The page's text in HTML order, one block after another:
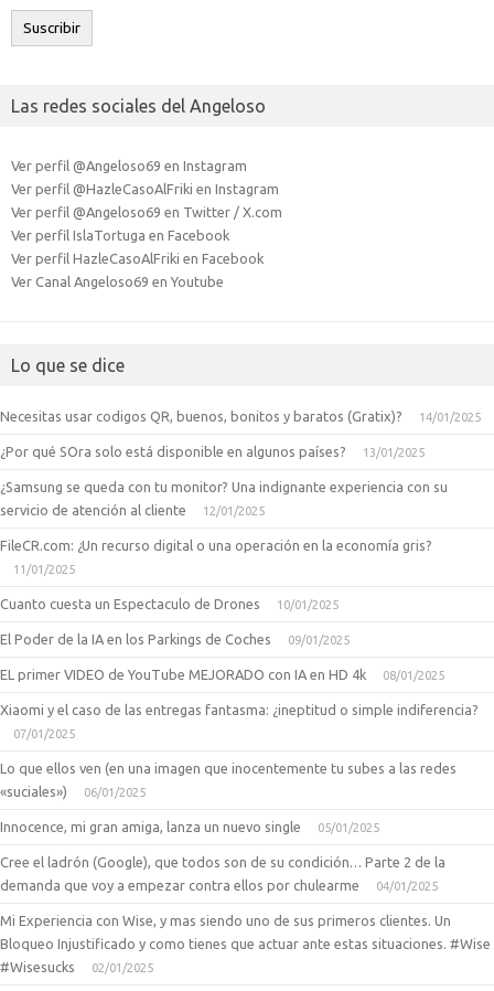
electrónico
Suscribir
Las redes sociales del Angeloso
Ver perfil @Angeloso69 en Instagram
Ver perfil @HazleCasoAlFriki en Instagram
Ver perfil @Angeloso69 en Twitter / X.com
Ver perfil IslaTortuga en Facebook
Ver perfil HazleCasoAlFriki en Facebook
Ver Canal Angeloso69 en Youtube
Lo que se dice
Necesitas usar codigos QR, buenos, bonitos y baratos (Gratix)? 14/01/2025
¿Por qué SOra solo está disponible en algunos países? 13/01/2025
¿Samsung se queda con tu monitor? Una indignante experiencia con su
servicio de atención al cliente
12/01/2025
FileCR.com: ¿Un recurso digital o una operación en la economía gris?
11/01/2025
Cuanto cuesta un Espectaculo de Drones 10/01/2025
El Poder de la IA en los Parkings de Coches 09/01/2025
EL primer VIDEO de YouTube MEJORADO con IA en HD 4k 08/01/2025
Xiaomi y el caso de las entregas fantasma: ¿ineptitud o simple indiferencia?
07/01/2025
Lo que ellos ven (en una imagen que inocentemente tu subes a las redes
«suciales»)
06/01/2025
Innocence, mi gran amiga, lanza un nuevo single 05/01/2025
Cree el ladrón (Google), que todos son de su condición… Parte 2 de la
demanda que voy a empezar contra ellos por chulearme
04/01/2025
Mi Experiencia con Wise, y mas siendo uno de sus primeros clientes. Un
Bloqueo Injustificado y como tienes que actuar ante estas situaciones. #Wise
#Wisesucks
02/01/2025